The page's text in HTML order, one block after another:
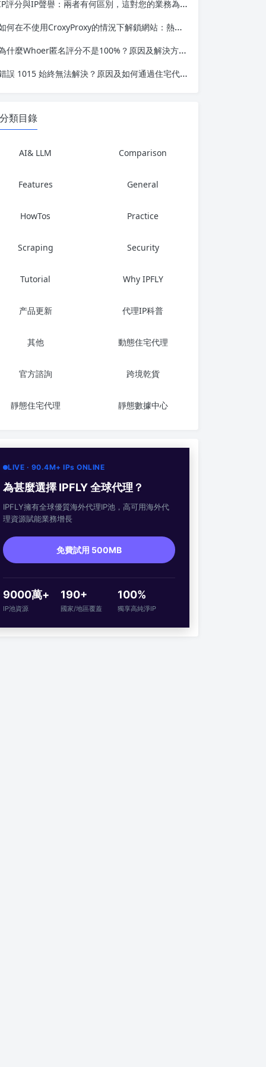
評分與IP聲譽：兩者有何區別，這對您的業務為何重要
何在不使用CroxyProxy的情況下解鎖網站：熱門替代方案對比
什麼Whoer匿名評分不是100%？原因及解決方法如下
誤 1015 始終無法解決？原因及如何通過住宅代理解決
分類目錄
AI& LLM Comparison
Features General
HowTos Practice
Scraping Security
Tutorial Why IPFLY
产品更新 代理IP科普
其他 動態住宅代理
官方諮詢 跨境乾貨
靜態住宅代理 靜態數據中心
LIVE · 90.4M+ IPs ONLINE
為甚麼選擇 IPFLY 全球代理？
IPFLY擁有全球優質海外代理IP池，高可用海外代
理資源賦能業務增長
免費試用 500MB
9000萬+
IP池資源
190+
國家/地區覆蓋
100%
獨享高純淨IP